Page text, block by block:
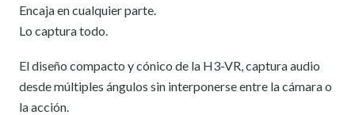
Encaja en cualquier parte.
Lo captura todo.
El diseño compacto y cónico de la H3-VR, captura audio
desde múltiples ángulos sin interponerse entre la cámara o
la acción.